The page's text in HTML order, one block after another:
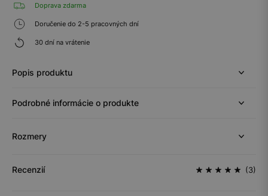
Doprava zdarma
Doručenie do 2-5 pracovných dní
30 dní na vrátenie
Popis produktu
Podrobné informácie o produkte
Rozmery
Recenzií (3)